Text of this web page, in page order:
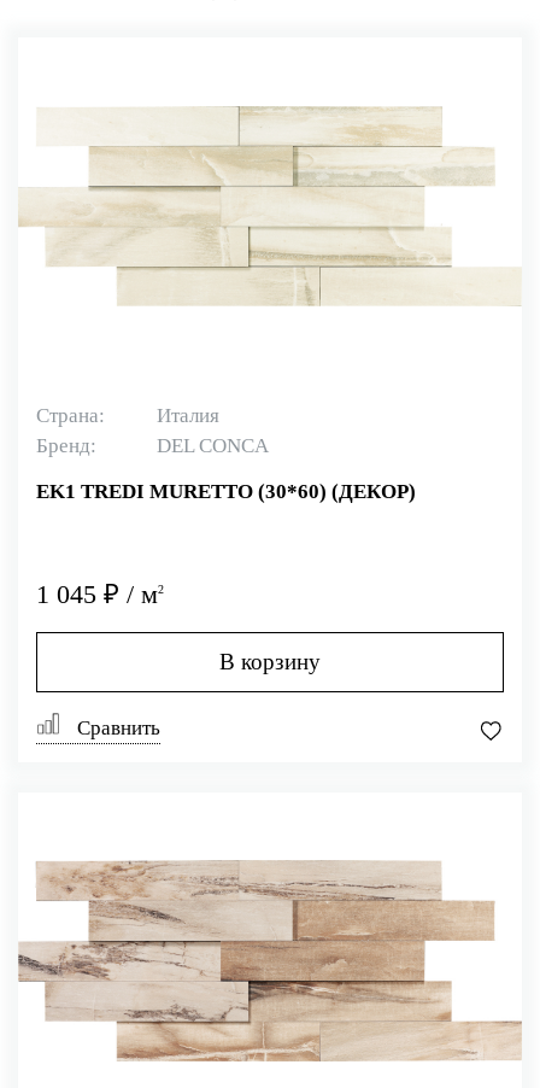
Страна:
Италия
Бренд:
DEL CONCA
EK1 TREDI MURETTO (30*60) (ДЕКОР)
1 045 ₽ / м2
В корзину
Сравнить